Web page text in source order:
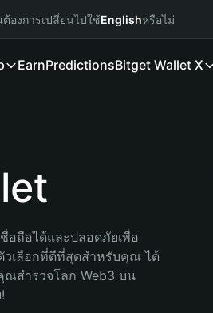
องการเปลี่ยนไปใช้Englishหรือไม่
EarnPredictionsBitget Wallet X
อถือได้และปลอดภัยเพื่อ
วเลือกที่ดีที่สุดสำหรับคุณ ได้
ณสำรวจโลก Web3 บน